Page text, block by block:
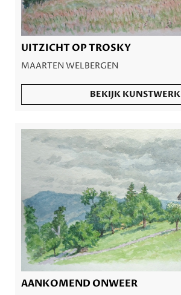
UITZICHT OP TROSKY
MAARTEN WELBERGEN
BEKIJK KUNSTWERK
AANKOMEND ONWEER